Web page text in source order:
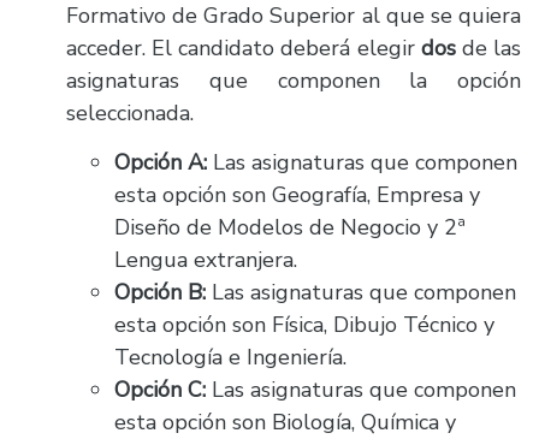
Formativo de Grado Superior al que se quiera
acceder. El candidato deberá elegir dosde las
asignaturas que componen la opción
seleccionada.
Opción A: Las asignaturas que componen
esta opción son Geografía, Empresa y
Diseño de Modelos de Negocio y 2ª
Lengua extranjera.
Opción B: Las asignaturas que componen
esta opción son Física, Dibujo Técnico y
Tecnología e Ingeniería.
Opción C: Las asignaturas que componen
esta opción son Biología, Química y